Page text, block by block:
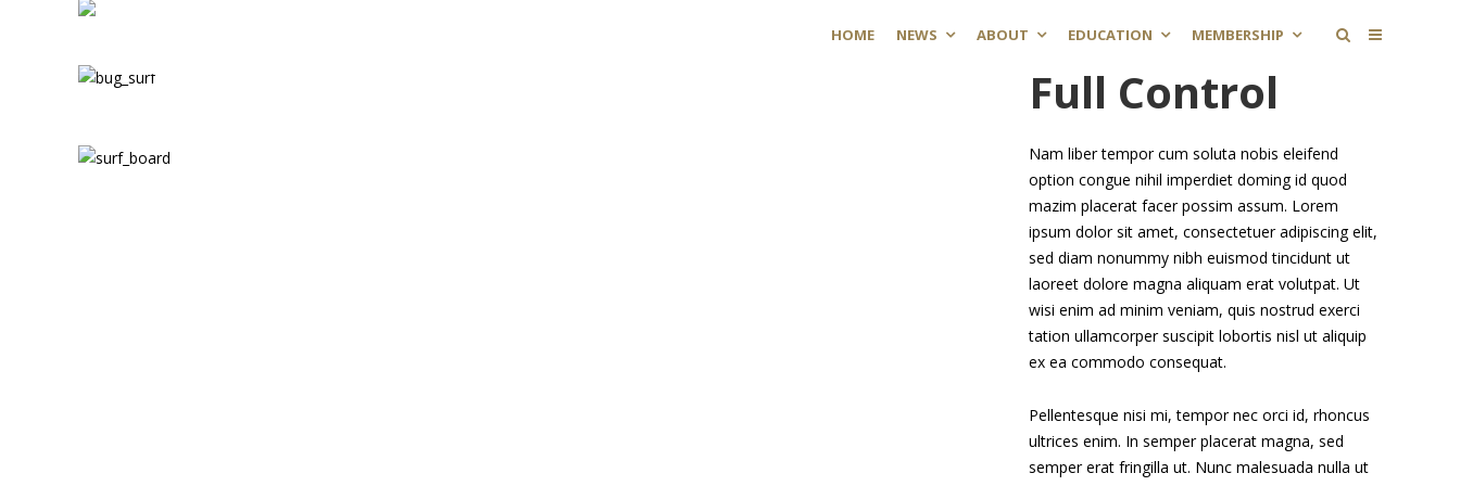
HOME NEWS ABOUT EDUCATION MEMBERSHIP
Full Control
Nam liber tempor cum soluta nobis eleifend
option congue nihil imperdiet doming id quod
mazim placerat facer possim assum. Lorem
ipsum dolor sit amet, consectetuer adipiscing elit,
sed diam nonummy nibh euismod tincidunt ut
laoreet dolore magna aliquam erat volutpat. Ut
wisi enim ad minim veniam, quis nostrud exerci
tation ullamcorper suscipit lobortis nisl ut aliquip
ex ea commodo consequat.
Pellentesque nisi mi, tempor nec orci id, rhoncus
ultrices enim. In semper placerat magna, sed
semper erat fringilla ut. Nunc malesuada nulla ut